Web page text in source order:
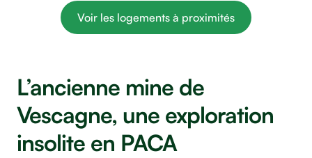
Voir les logements à proximités
L’ancienne mine de
Vescagne, une exploration
insolite en PACA